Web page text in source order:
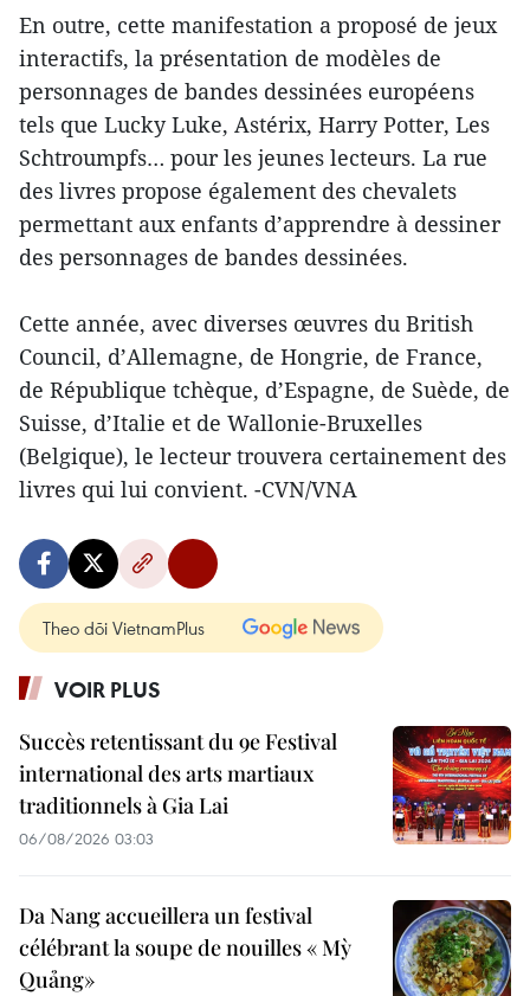
En outre, cette manifestation a proposé de jeux
interactifs, la présentation de modèles de
personnages de bandes dessinées européens
tels que Lucky Luke, Astérix, Harry Potter, Les
Schtroumpfs… pour les jeunes lecteurs. La rue
des livres propose également des chevalets
permettant aux enfants d’apprendre à dessiner
des personnages de bandes dessinées.
Cette année, avec diverses œuvres du British
Council, d’Allemagne, de Hongrie, de France,
de République tchèque, d’Espagne, de Suède, de
Suisse, d’Italie et de Wallonie-Bruxelles
(Belgique), le lecteur trouvera certainement des
livres qui lui convient. -CVN/VNA
Theo dõi VietnamPlus
VOIR PLUS
Succès retentissant du 9e Festival
international des arts martiaux
traditionnels à Gia Lai
06/08/2026 03:03
Da Nang accueillera un festival
célébrant la soupe de nouilles « Mỳ
Quảng»